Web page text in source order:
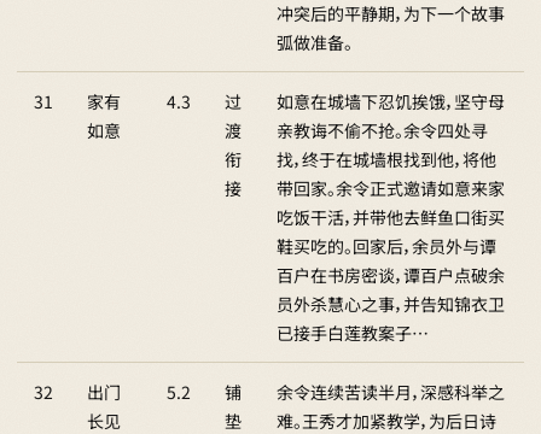
冲突后的平静期，为下一个故事
弧做准备。
31
家有
如意
4.3
过
渡
衔
接
如意在城墙下忍饥挨饿，坚守母
亲教诲不偷不抢。余令四处寻
找，终于在城墙根找到他，将他
带回家。余令正式邀请如意来家
吃饭干活，并带他去鲜鱼口街买
鞋买吃的。回家后，余员外与谭
百户在书房密谈，谭百户点破余
员外杀慧心之事，并告知锦衣卫
已接手白莲教案子…
32
出门
长见
5.2
铺
垫
余令连续苦读半月，深感科举之
难。王秀才加紧教学，为后日诗